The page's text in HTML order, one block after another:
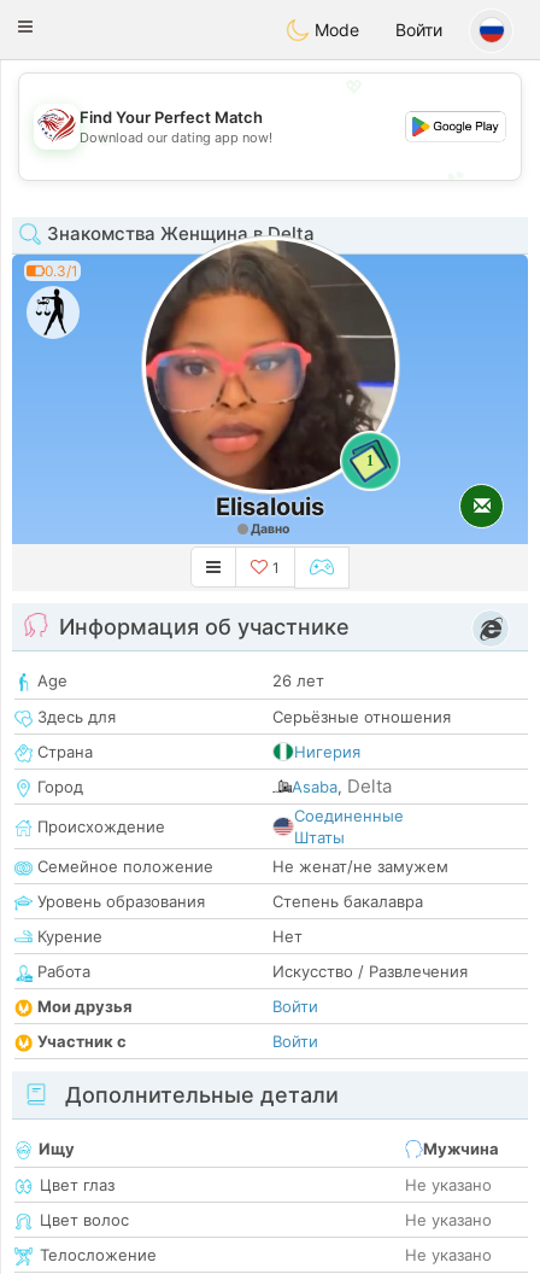
Dating
Toggle
Mode Войти
💖
💕
Find Your Perfect Match
Download our dating app now!
Знакомства Женщина в Delta
0.3/1
1
Elisalouis
Давно
1
Информация об участнике
Age
26 лет
Здесь для
Серьёзные отношения
Страна
Нигерия
Город
Asaba, Delta
Происхождение
Соединенные
Штаты
Семейное положение
Не женат/не замужем
Уровень образования
Степень бакалавра
Курение
Нет
Работа
Искусство / Развлечения
Мои друзья
Войти
Участник с
Войти
Дополнительные детали
Ищу
Мужчина
Цвет глаз
Не указано
Цвет волос
Не указано
Телосложение
Не указано